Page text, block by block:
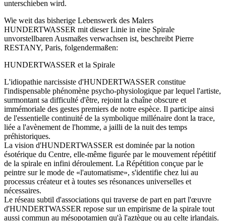
unterschieben wird.
Wie weit das bisherige Lebenswerk des Malers
HUNDERTWASSER mit dieser Linie in eine Spirale
unvorstellbaren Ausmaßes verwachsen ist, beschreibt Pierre
RESTANY, Paris, folgendermaßen:
HUNDERTWASSER et la Spirale
L'idiopathie narcissiste d'HUNDERTWASSER constitue
l'indispensable phénomène psycho-physiologique par lequel l'artiste,
surmontant sa difficulté d'être, rejoint la chaîne obscure et
immémoriale des gestes premiers de notre espèce. Il participe ainsi
de l'essentielle continuité de la symbolique millénaire dont la trace,
liée a l'avènement de l'homme, a jailli de la nuit des temps
préhistoriques.
La vision d'HUNDERTWASSER est dominée par la notion
ésotérique du Centre, elle-même figurée par le mouvement répétitif
de la spirale en infini déroulement. La Répétition conçue par le
peintre sur le mode de «l'automatisme», s'identifie chez lui au
processus créateur et à toutes ses résonances universelles et
nécessaires.
Le réseau subtil d'associations qui traverse de part en part l'œuvre
d'HUNDERTWASSER repose sur un empirisme de la spirale tout
aussi commun au mésopotamien qu'à l'aztèque ou au celte irlandais.